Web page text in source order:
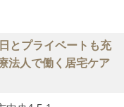
とプライベートも充
法人で働く居宅ケア